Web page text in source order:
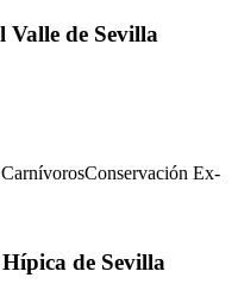
Valle de Sevilla
Conservación Ex-
de Sevilla